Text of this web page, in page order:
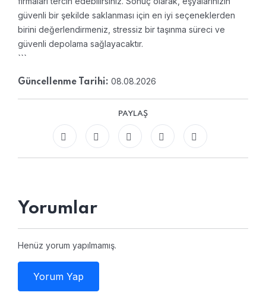
güvenli bir şekilde saklanması için en iyi seçeneklerden
birini değerlendirmeniz, stressiz bir taşınma süreci ve
güvenli depolama sağlayacaktır.
```
Güncellenme Tarihi: 08.08.2026
PAYLAŞ
Yorumlar
Henüz yorum yapılmamış.
Yorum Yap